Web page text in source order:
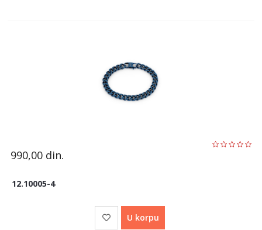
990,00 din.
12.10005-4
U korpu